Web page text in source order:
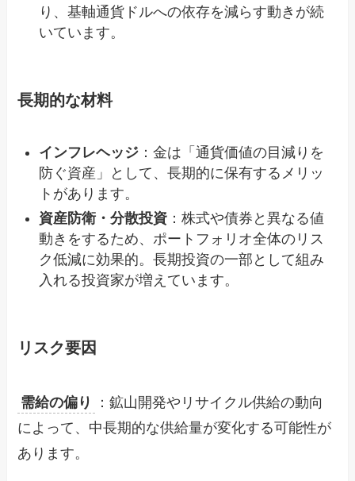
り、基軸通貨ドルへの依存を減らす動きが続
いています。
長期的な材料
インフレヘッジ ：金は「通貨価値の目減りを
防ぐ資産」として、長期的に保有するメリッ
トがあります。
資産防衛・分散投資 ：株式や債券と異なる値
動きをするため、ポートフォリオ全体のリス
ク低減に効果的。長期投資の一部として組み
入れる投資家が増えています。
リスク要因
需給の偏り
：鉱山開発やリサイクル供給の動向
によって、中長期的な供給量が変化する可能性が
あります。